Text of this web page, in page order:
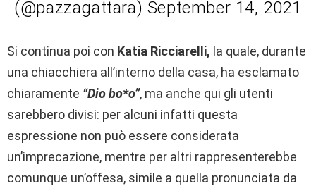
(@pazzagattara) September 14, 2021
Si continua poi con Katia Ricciarelli, la quale, durante
una chiacchiera all’interno della casa, ha esclamato
chiaramente “Dio bo*o”, ma anche qui gli utenti
sarebbero divisi: per alcuni infatti questa
espressione non può essere considerata
un’imprecazione, mentre per altri rappresenterebbe
comunque un’offesa, simile a quella pronunciata da